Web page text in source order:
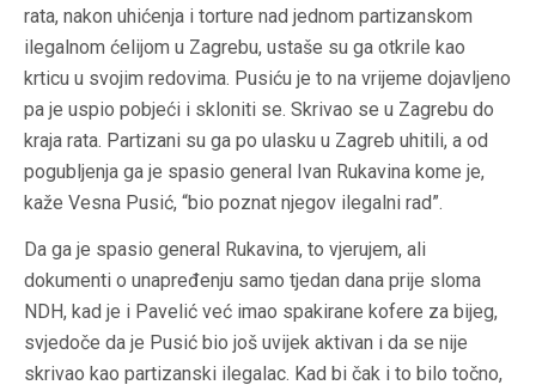
rata, nakon uhićenja i torture nad jednom partizanskom
ilegalnom ćelijom u Zagrebu, ustaše su ga otkrile kao
krticu u svojim redovima. Pusiću je to na vrijeme dojavljeno
pa je uspio pobjeći i skloniti se. Skrivao se u Zagrebu do
kraja rata. Partizani su ga po ulasku u Zagreb uhitili, a od
pogubljenja ga je spasio general Ivan Rukavina kome je,
kaže Vesna Pusić, “bio poznat njegov ilegalni rad”.
Da ga je spasio general Rukavina, to vjerujem, ali
dokumenti o unapređenju samo tjedan dana prije sloma
NDH, kad je i Pavelić već imao spakirane kofere za bijeg,
svjedoče da je Pusić bio još uvijek aktivan i da se nije
skrivao kao partizanski ilegalac. Kad bi čak i to bilo točno,